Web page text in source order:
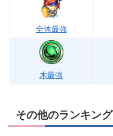
全体最強
木最強
その他のランキング